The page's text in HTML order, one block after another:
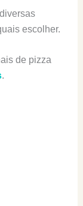
escolher.
de pizza
.